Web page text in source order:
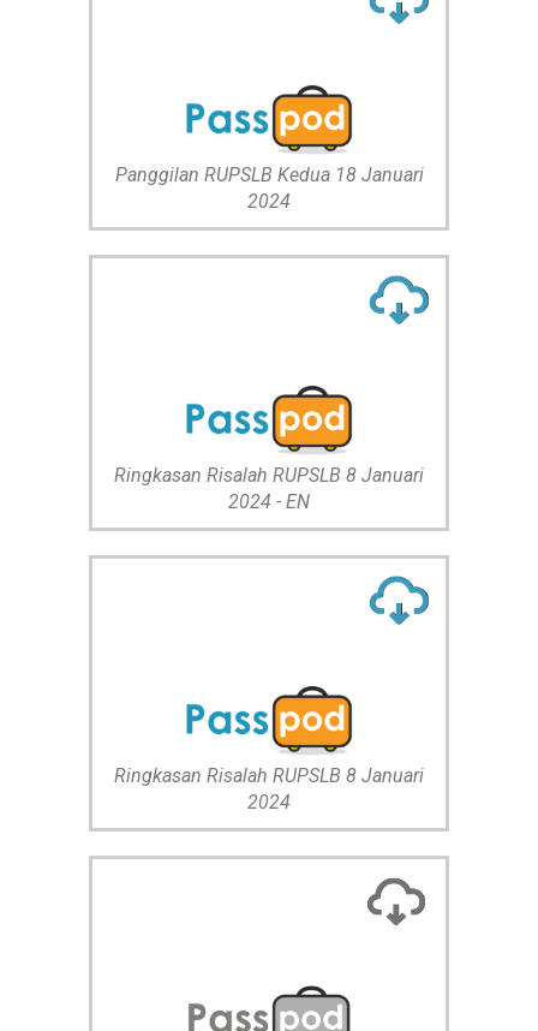
Panggilan RUPSLB Kedua 18 Januari
2024
Ringkasan Risalah RUPSLB 8 Januari
2024 - EN
Ringkasan Risalah RUPSLB 8 Januari
2024